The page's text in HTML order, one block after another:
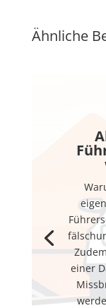
Ähnliche
einer